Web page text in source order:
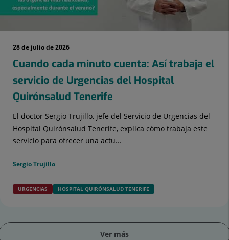
28 de julio de 2026
Cuando cada minuto cuenta: Así trabaja el
servicio de Urgencias del Hospital
Quirónsalud Tenerife
El doctor Sergio Trujillo, jefe del Servicio de Urgencias del
Hospital Quirónsalud Tenerife, explica cómo trabaja este
servicio para ofrecer una actu...
Sergio Trujillo
URGENCIAS HOSPITAL QUIRÓNSALUD TENERIFE
Ver más